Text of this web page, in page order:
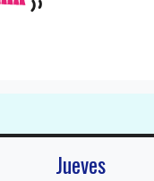
Jueves